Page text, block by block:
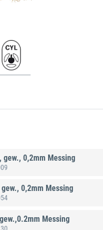
gew., 0,2mm Messing
0,2mm Messing
Messing